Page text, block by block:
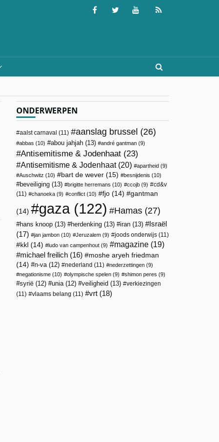
ONDERWERPEN
aalst carnaval (11) aanslag brussel (26)
abbas (10) abou jahjah (13) andré gantman (9)
Antisemitisme & Jodenhaat (23)
Antisemitisme & Jodenhaat(20) apartheid (9)
Auschwitz (10) bart de wever (15) besnijdenis (10)
beveiliging (13) brigitte herremans (10) ccojb (9)
cd&v
(11)
chanoeka (9) conflict (10) fjo (14) gantman
(14) gaza(122) Hamas (27)
hans knoop (13) herdenking (13) iran (13)
Israël
(17)
jan jambon (10) Jeruzalem (9) joods onderwijs (11)
kkl (14) ludo van campenhout (9) magazine (19)
michael freilich (16)
moshe aryeh friedman
(14)
n-va(12) nederland (11) nederzettingen (9)
negationisme (10) olympische spelen (9) shimon peres (9)
syrië (12) unia(12) veiligheid (13)
verkiezingen
(11)
vlaams belang (11) vrt (18)